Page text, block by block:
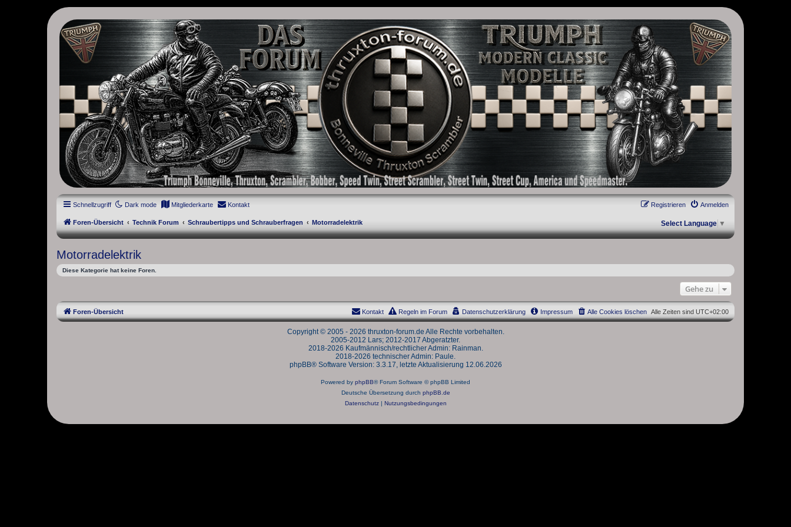
thruxton-forum.de
DAS FORUM! Alles rund um die Triumph Modern Classic Modelle. Das Forum für die New Bonneville Baureihen ab BJ 2001. Triumph Bonneville, Thruxton, Scrambler, Bobber, Speed Twin, Street Scrambler, Street Twin,
Street Cup, America und Speedmaster.
Schnellzugriff Dark mode Mitgliederkarte Kontakt Anmelden
Registrieren
Foren-Übersicht Technik Forum Schraubertipps und Schrauberfragen Motorradelektrik Select Language ▼
Motorradelektrik
Diese Kategorie hat keine Foren.
Gehe zu
Foren-Übersicht Alle Zeiten sind UTC+02:00
Alle Cookies löschen
Impressum
Datenschutzerklärung
Regeln im Forum
Kontakt
Copyright © 2005 - 2026 thruxton-forum.de Alle Rechte vorbehalten.
2005-2012 Lars; 2012-2017 Abgeratzter.
2018-2026 Kaufmännisch/rechtlicher Admin: Rainman.
2018-2026 technischer Admin: Paule.
phpBB® Software Version: 3.3.17, letzte Aktualisierung 12.06.2026
Powered by phpBB® Forum Software © phpBB Limited
Deutsche Übersetzung durch phpBB.de
Datenschutz| Nutzungsbedingungen